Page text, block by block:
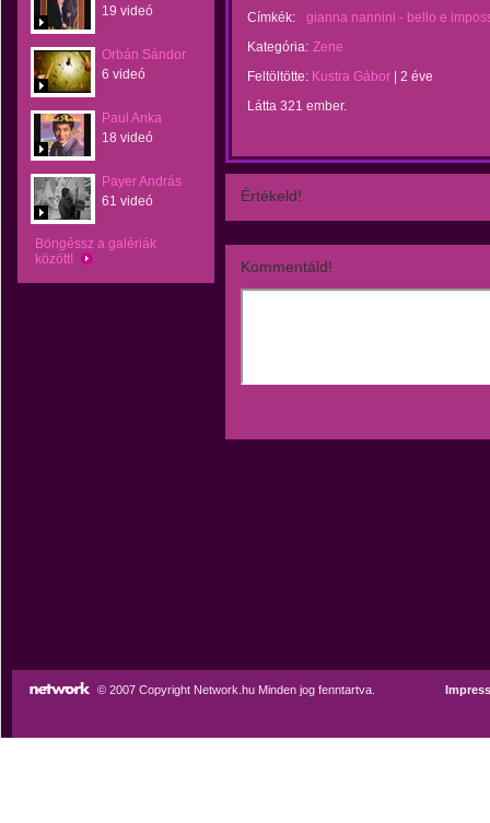
19 videó
Orbán Sándor
6 videó
Paul Anka
18 videó
Payer András
61 videó
Böngéssz a galériák
között!
Címkék:
gianna nannini - bello e
Kategória: Zene
Feltöltötte: Kustra Gábor
2 éve
Látta 321 ember.
Értékeld!
Kommentáld!
© 2007 Copyright Network.hu Minden jog fenntartva.